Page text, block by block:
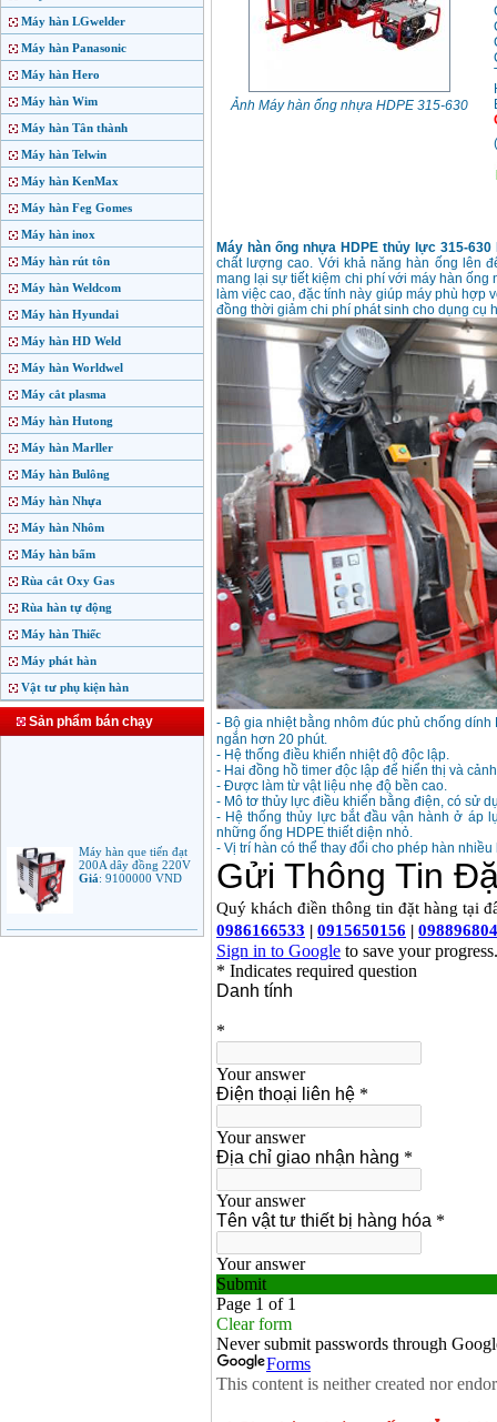
Máy hàn LGwelder
Máy hàn Panasonic
Máy hàn Hero
Máy hàn Wim
Máy hàn Tân thành
Máy hàn Telwin
Máy hàn KenMax
Máy hàn Feg Gomes
Máy hàn inox
Máy hàn rút tôn
Máy hàn Weldcom
Máy hàn Hyundai
Máy hàn HD Weld
Máy hàn Worldwel
Máy cắt plasma
Máy hàn Hutong
Máy hàn Marller
Máy hàn Bulông
Máy hàn Nhựa
Máy hàn Nhôm
Máy hàn bấm
Rùa cắt Oxy Gas
Rùa hàn tự động
Máy hàn Thiếc
Máy phát hàn
Vật tư phụ kiện hàn
Sản phẩm bán chạy
200A dây đồng 220V
Giá:9100000VND
Máy hàn que điện tử
Ảnh Máy hàn ống nhựa HDPE 315-630
(
Máy hàn ống nhựa HDPE thủy lực 315-630
chất lượng cao. Với khả năng hàn ống lên
mang lại sự tiết kiệm chi phí với máy hàn
làm việc cao, đặc tính này giúp máy phù
đồng thời giảm chi phí phát sinh cho dụng cụ
- Bộ gia nhiệt bằng nhôm đúc phủ chống
ngắn hơn 20 phút.
- Hệ thống điều khiển nhiệt độ độc lập.
- Hai đồng hồ timer độc lập để hiển thị và
- Được làm từ vật liệu nhẹ độ bền cao.
- Mô tơ thủy lực điều khiển bằng điện, có sử
- Hệ thống thủy lực bắt đầu vận hành ở áp
những ống HDPE thiết diện nhỏ.
- Vị trí hàn có thể thay đổi cho phép hàn